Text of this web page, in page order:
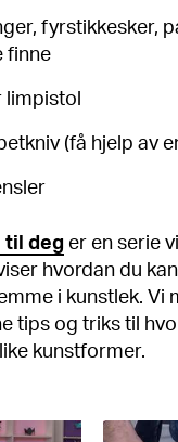
fyrstikkesker,
finne
limpistol
(få hjelp av
til deg er en serie
hvordan du
i kunstlek. Vi
tips og triks til
kunstformer.